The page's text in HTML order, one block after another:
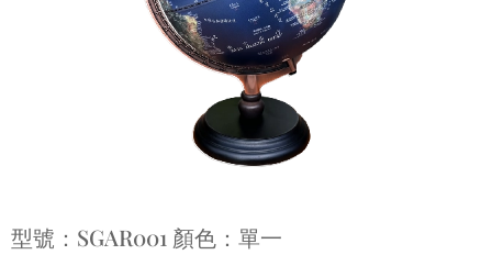
型號：SGAR001 顏色：單一